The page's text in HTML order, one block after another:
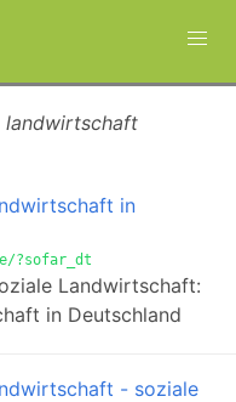
landwirtschaft
in
?sofar_dt
Landwirtschaft:
in Deutschland
- soziale